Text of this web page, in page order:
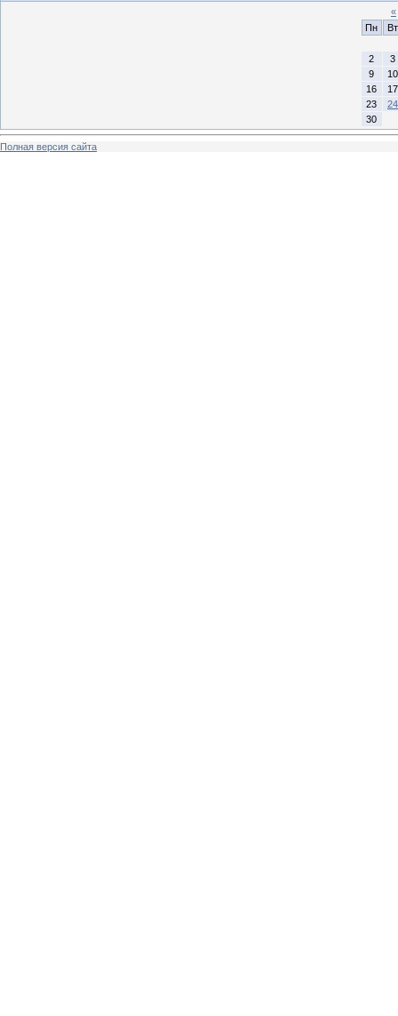
«
Пн
Вт
2
3
9
10
16
17
23
24
30
Полная версия сайта